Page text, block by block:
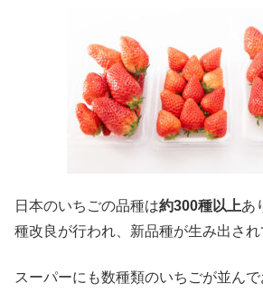
日本のいちごの品種は約300種以上あ
種改良が行われ、新品種が生み出され
スーパーにも数種類のいちごが並んで